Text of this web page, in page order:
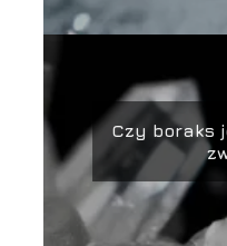
Czy boraks